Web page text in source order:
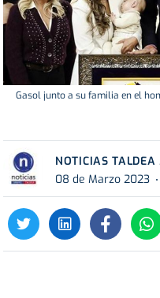
Gasol junto a su familia en el
NOTICIAS
08 de Marzo 2023